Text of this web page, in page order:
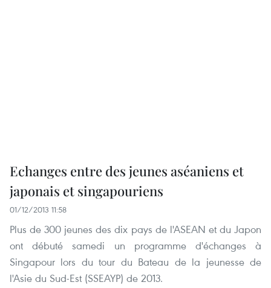
Echanges entre des jeunes aséaniens et
japonais et singapouriens
01/12/2013 11:58
Plus de 300 jeunes des dix pays de l'ASEAN et du Japon
ont débuté samedi un programme d'échanges à
Singapour lors du tour du Bateau de la jeunesse de
l'Asie du Sud-Est (SSEAYP) de 2013.